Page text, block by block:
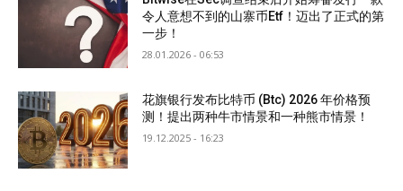
令人意想不到的山寨币Etf！迈出了正式的第
一步！
28.01.2026 - 06:53
花旗银行发布比特币 (Btc) 2026 年价格预
测！提出两种牛市情景和一种熊市情景！
19.12.2025 - 16:23